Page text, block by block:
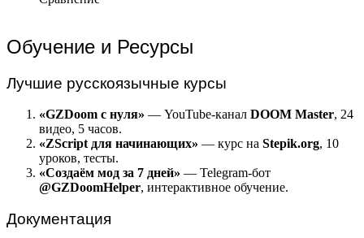
Обучение и Ресурсы
Лучшие русскоязычные курсы
«GZDoom с нуля» — YouTube-канал DOOM Master, 24
видео, 5 часов.
«ZScript для начинающих» — курс на Stepik.org, 10
уроков, тесты.
«Создаём мод за 7 дней» — Telegram-бот
@GZDoomHelper, интерактивное обучение.
Документация